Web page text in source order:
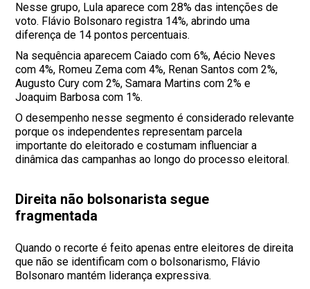
Nesse grupo, Lula aparece com 28% das intenções de
voto. Flávio Bolsonaro registra 14%, abrindo uma
diferença de 14 pontos percentuais.
Na sequência aparecem Caiado com 6%, Aécio Neves
com 4%, Romeu Zema com 4%, Renan Santos com 2%,
Augusto Cury com 2%, Samara Martins com 2% e
Joaquim Barbosa com 1%.
O desempenho nesse segmento é considerado relevante
porque os independentes representam parcela
importante do eleitorado e costumam influenciar a
dinâmica das campanhas ao longo do processo eleitoral.
Direita não bolsonarista segue
fragmentada
Quando o recorte é feito apenas entre eleitores de direita
que não se identificam com o bolsonarismo, Flávio
Bolsonaro mantém liderança expressiva.